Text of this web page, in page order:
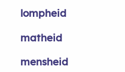
lompheid
matheid
mensheid